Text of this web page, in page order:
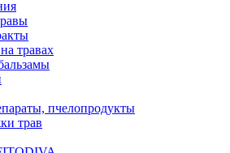
травах
пчелопродукты
трав